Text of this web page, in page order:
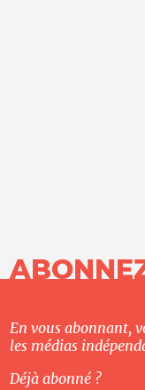
En vous abonnant,
les médias
Déjà abonné ?